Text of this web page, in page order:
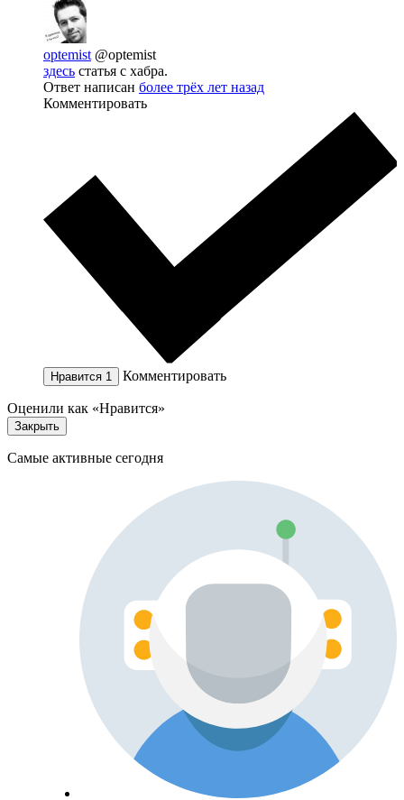
optemist @optemist
здесь статья с хабра.
Ответ написан более трёх лет назад
Комментировать
Нравится 1 Комментировать
Оценили как «Нравится»
Закрыть
Самые активные сегодня